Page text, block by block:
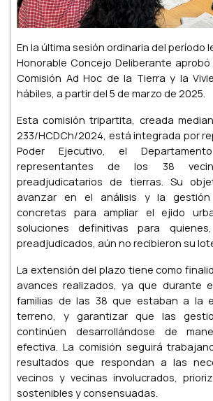
En la última sesión ordinaria del período
Honorable Concejo Deliberante
Comisión Ad Hoc de la Tierra y la
hábiles, a partir del 5 de marzo de 2025.
Esta comisión tripartita, creada
233/HCDCh/2024, está integrada por
Poder Ejecutivo, el
representantes de los 38
preadjudicatarios de tierras. Su
avanzar en el análisis y la gestión
concretas para ampliar el ejido
soluciones definitivas para
preadjudicados, aún no recibieron su
La extensión del plazo tiene como
avances realizados, ya que durante
familias de las 38 que estaban a la
terreno, y garantizar que las
continúen desarrollándose de
efectiva. La comisión seguirá
resultados que respondan a las
vecinos y vecinas involucrados,
sostenibles y consensuadas.